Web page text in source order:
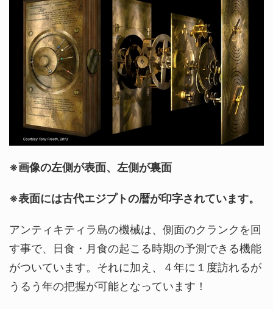
※画像の左側が表面、左側が裏面
※表面には古代エジプトの暦が印字されています。
アンティキティラ島の機械は、側面のクランクを回
す事で、日食・月食の起こる時期の予測できる機能
がついています。それに加え、４年に１度訪れるが
うるう年の把握が可能となっています！